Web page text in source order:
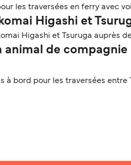
les traversées en ferry avec
Higashi et
Higashi et Tsuruga auprès
de
bord pour les traversées entre